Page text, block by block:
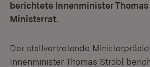
berichtete Innenminister
Ministerrat.
Der stellvertretende
Innenminister Thomas Strobl